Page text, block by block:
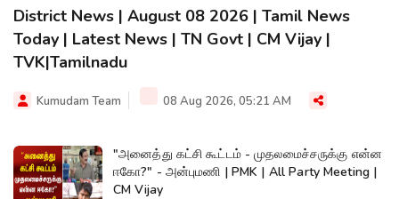
District News | August 08 2026 | Tamil News
Today | Latest News | TN Govt | CM Vijay |
TVK|Tamilnadu
Kumudam Team 08 Aug 2026, 05:21 AM
"அனைத்து கட்சி கூட்டம் - முதலமைச்சருக்கு என்ன
ஈகோ?" - அன்புமணி | PMK | All Party Meeting |
CM Vijay